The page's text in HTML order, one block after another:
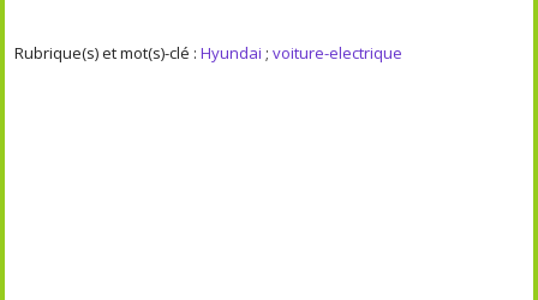
Rubrique(s) et mot(s)-clé :Hyundai ;voiture-electrique